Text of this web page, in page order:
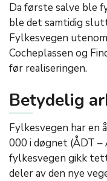
Da første salve ble
ble det samtidig
Fylkesvegen
Cocheplassen og
før realiseringen.
Betydelig
Fylkesvegen har en
000 i døgnet (ÅDT
fylkesvegen gikk
deler av den nye